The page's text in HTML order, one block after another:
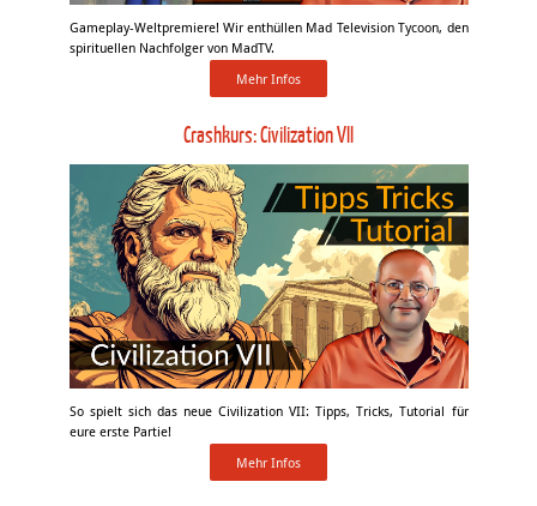
Gameplay-Weltpremiere! Wir enthüllen Mad Television Tycoon, den
spirituellen Nachfolger von MadTV.
Mehr Infos
Crashkurs: Civilization VII
So spielt sich das neue Civilization VII: Tipps, Tricks, Tutorial für
eure erste Partie!
Mehr Infos